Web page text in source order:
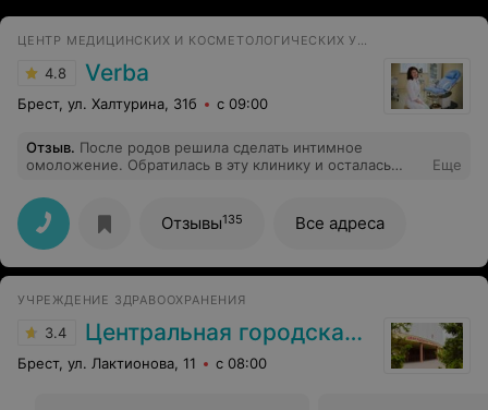
ЦЕНТР МЕДИЦИНСКИХ И КОСМЕТОЛОГИЧЕСКИХ УСЛУГ
4.8 Verba
Брест, ул. Халтурина, 31б с 09:00
Отзыв. После родов решила сделать интимное
омоложение. Обратилась в эту клинику и осталась
дела, выполнила процедуру безболезненно, а эффект
просто восхитительный.
Еще
Отзывы135 Все адреса
УЧРЕЖДЕНИЕ ЗДРАВООХРАНЕНИЯ
3.4 Центральная городская больница
Брест, ул. Лактионова, 11 с 08:00